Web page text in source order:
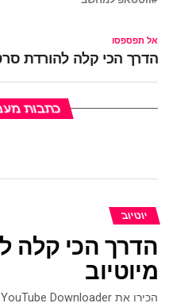
אל תפספסו
הדרך הכי קלה להורדת
כתבות
יוטיוב
הדרך הכי קלה
מיוטיוב